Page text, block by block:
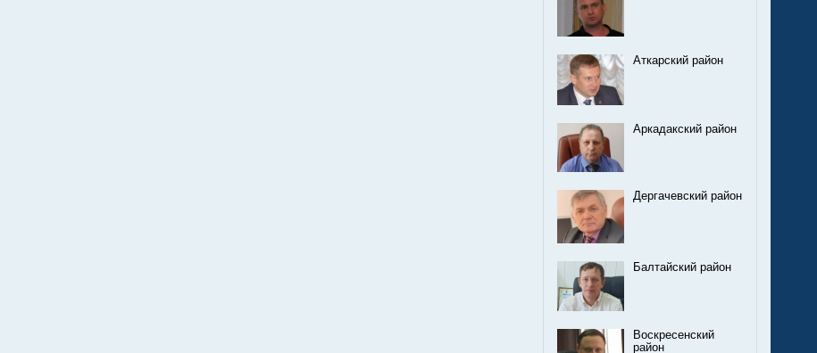
Аткарский район
Аркадакский район
Дергачевский район
Балтайский район
Воскресенский
район